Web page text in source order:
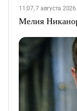
11:07, 7 августа 2026
Мелия